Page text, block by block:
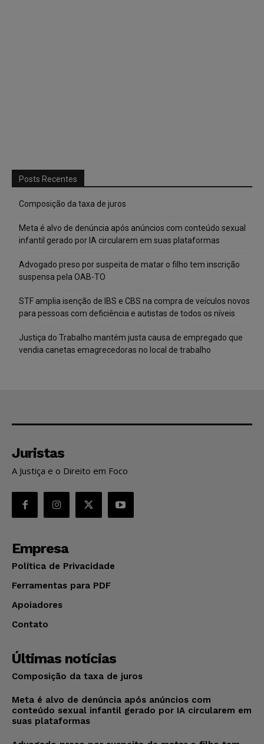
Posts Recentes
Composição da taxa de juros
Meta é alvo de denúncia após anúncios com conteúdo sexual
infantil gerado por IA circularem em suas plataformas
Advogado preso por suspeita de matar o filho tem inscrição
suspensa pela OAB-TO
STF amplia isenção de IBS e CBS na compra de veículos novos
para pessoas com deficiência e autistas de todos os níveis
Justiça do Trabalho mantém justa causa de empregado que
vendia canetas emagrecedoras no local de trabalho
Juristas
A Justiça e o Direito em Foco
Empresa
Política de Privacidade
Ferramentas para PDF
Apoiadores
Contato
Últimas notícias
Composição da taxa de juros
Meta é alvo de denúncia após anúncios com
conteúdo sexual infantil gerado por IA circularem em
suas plataformas